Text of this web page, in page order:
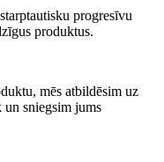
progresīvu
produktus.
mēs atbildēsim uz
un sniegsim jums